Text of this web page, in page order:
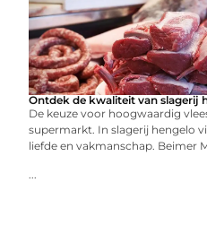
Ontdek de kwaliteit van slagerij
De keuze voor hoogwaardig
supermarkt. In slagerij hengelo
liefde en vakmanschap. Beimer
...